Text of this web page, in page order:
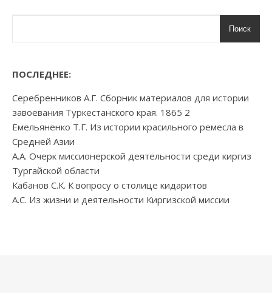
Поиск
ПОСЛЕДНЕЕ:
Серебренников А.Г. Сборник материалов для истории
завоевания Туркестанского края. 1865 2
Емельяненко Т.Г. Из истории красильного ремесла в
Средней Азии
А.А. Очерк миссионерской деятельности среди киргиз
Тургайской области
Кабанов С.К. К вопросу о столице кидаритов
А.С. Из жизни и деятельности Киргизской миссии